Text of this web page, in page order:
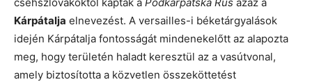
Kárpátalja elnevezést. A versailles-i béketárgyalások
idején Kárpátalja fontosságát mindenekelőtt az alapozta
meg, hogy területén haladt keresztül az a vasútvonal,
amely biztosította a közvetlen összeköttetést